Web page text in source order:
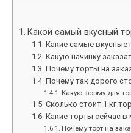
Какой самый вкусный
Какие самые вкусные
Какую начинку
Почему торты на
Почему так дорого
Какую форму для
Сколько стоит 1 кг
Какие торты сейчас в
Почему торт на